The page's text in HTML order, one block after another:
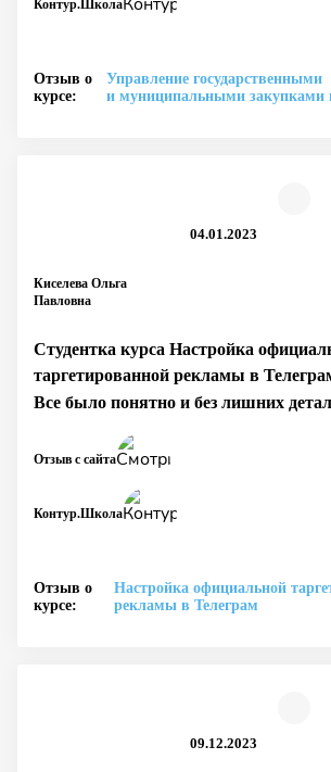
Контур.Школа
Отзыв о
курсе:
Управление государственными
и муниципальными закупками
Киселева Ольга
Павловна
04.01.2023
Студентка курса Настройка
таргетированной рекламы в
Все было понятно и без лишних
Контур.Школа
Отзыв с сайта
Отзыв о
курсе:
Настройка официальной
рекламы в Телеграм
09.12.2023